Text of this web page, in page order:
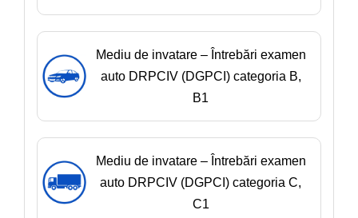
Mediu de invatare – Întrebări examen
auto DRPCIV (DGPCI) categoria B,
B1
Mediu de invatare – Întrebări examen
auto DRPCIV (DGPCI) categoria C,
C1